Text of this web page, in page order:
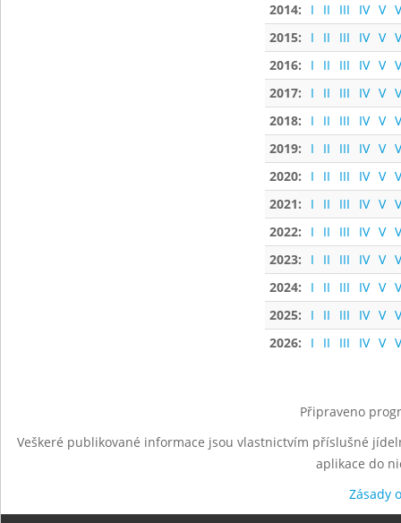
2014:
I II III IV V
2015:
I II III IV V
2016:
I II III IV V
2017:
I II III IV V
2018:
I II III IV V
2019:
I II III IV V
2020:
I II III IV V
2021:
I II III IV V
2022:
I II III IV V
2023:
I II III IV V
2024:
I II III IV V
2025:
I II III IV V
2026:
I II III IV V
Připraveno
Veškeré publikované informace jsou vlastnictvím příslušné
aplikace do
Zásady